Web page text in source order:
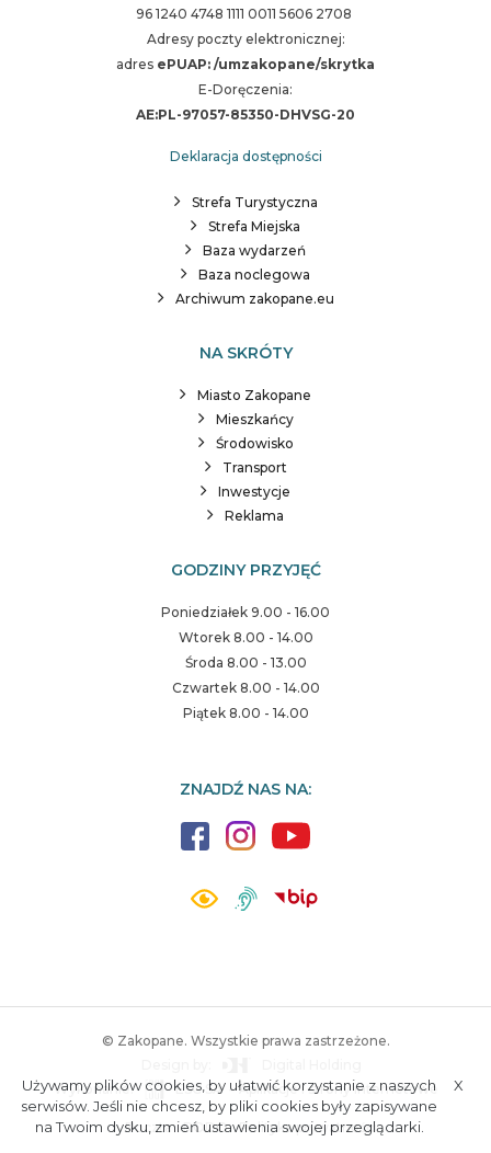
96 1240 4748 1111 0011 5606 2708
Adresy poczty elektronicznej:
adres ePUAP: /umzakopane/skrytka
E-Doręczenia:
AE:PL-97057-85350-DHVSG-20
Deklaracja dostępności
Strefa Turystyczna
Strefa Miejska
Baza wydarzeń
Baza noclegowa
Archiwum zakopane.eu
NA SKRÓTY
Miasto Zakopane
Mieszkańcy
Środowisko
Transport
Inwestycje
Reklama
GODZINY PRZYJĘĆ
Poniedziałek 9.00 - 16.00
Wtorek 8.00 - 14.00
Środa 8.00 - 13.00
Czwartek 8.00 - 14.00
Piątek 8.00 - 14.00
ZNAJDŹ NAS NA:
© Zakopane. Wszystkie prawa zastrzeżone.
Wykonanie:
ESC SA - Aplikacje i strony internetowe
Poczta RODO Polityka prywatności
Używamy plików cookies, by ułatwić korzystanie z naszych
serwisów. Jeśli nie chcesz, by pliki cookies były zapisywane
na Twoim dysku, zmień ustawienia swojej przeglądarki.
X